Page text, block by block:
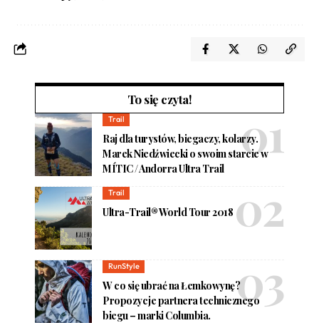
To się czyta!
Trail
Raj dla turystów, biegaczy, kolarzy.
Marek Niedźwiecki o swoim starcie w
MÍTIC / Andorra Ultra Trail
Trail
Ultra-Trail® World Tour 2018
RunStyle
W co się ubrać na Łemkowynę?
Propozycje partnera technicznego
biegu – marki Columbia.